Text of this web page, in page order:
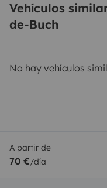
Vehículos
de-Buch
No hay vehículos
A partir de
70 €/día